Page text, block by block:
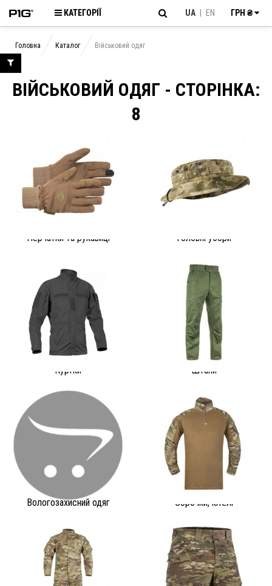
КАТЕГОРІЇ UA EN ГРН ₴
Головна Каталог Військовий одяг
ВІЙСЬКОВИЙ ОДЯГ - CТОРІНКА:
8
Перчатки та рукавиці Головні убори
Куртки Штани
Вологозахисний одяг Сорочки, кітелі